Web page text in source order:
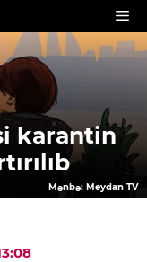
karantin
Mənbə: Meydan TV